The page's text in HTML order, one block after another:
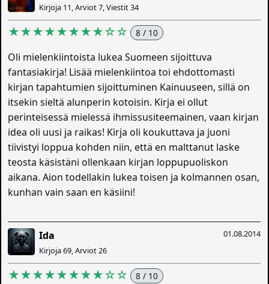
Kirjoja 11, Arviot 7, Viestit 34
★★★★★★★★☆☆ 8 / 10
Oli mielenkiintoista lukea Suomeen sijoittuva
fantasiakirja! Lisää mielenkiintoa toi ehdottomasti
kirjan tapahtumien sijoittuminen Kainuuseen, sillä on
itsekin sieltä alunperin kotoisin. Kirja ei ollut
perinteisessä mielessä ihmissusiteemainen, vaan kirjan
idea oli uusi ja raikas! Kirja oli koukuttava ja juoni
tiivistyi loppua kohden niin, että en malttanut laske
teosta käsistäni ollenkaan kirjan loppupuoliskon
aikana. Aion todellakin lukea toisen ja kolmannen osan,
kunhan vain saan en käsiini!
01.08.2014
Ida
Kirjoja 69, Arviot 26
★★★★★★★★☆☆ 8 / 10